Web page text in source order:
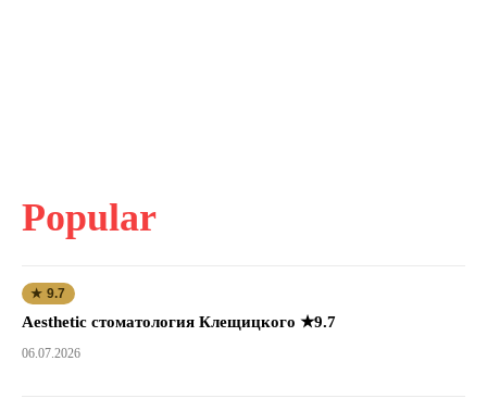
Popular
★ 9.7
Aesthetic стоматология Клещицкого ★9.7
06.07.2026